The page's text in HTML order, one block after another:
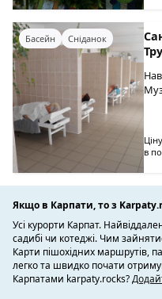
Басейн Сніданок
в
Якщо в Карпати, то з
Усі курорти Карпат.
садибі чи котеджі. Чим
Карти пішохідних маршрутів,
легко та швидко почати
Карпатами karpaty.rocks?